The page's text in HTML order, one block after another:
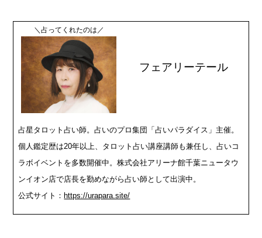
＼占ってくれたのは／
フェアリーテール
占星タロット占い師。占いのプロ集団「占いパラダイス」主催。
個人鑑定歴は20年以上、タロット占い講座講師も兼任し、占いコ
ラボイベントを多数開催中。株式会社アリーナ館千葉ニュータウ
ンイオン店で店長を勤めながら占い師として出演中。
公式サイト：https://urapara.site/